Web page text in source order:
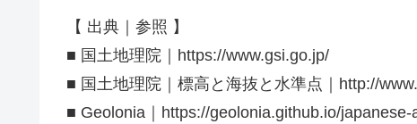
【 出典｜参照 】
■ 国土地理院｜https://www.gsi.go.jp/
■ 国土地理院｜標高と海抜と水準点｜http://
■ Geolonia｜https://geolonia.github.io/japanese-